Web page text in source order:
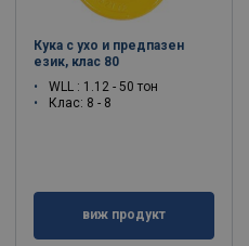
Кука с ухо и предпазен
език, клас 80
WLL : 1.12 - 50 тон
Клас: 8 - 8
виж продукт